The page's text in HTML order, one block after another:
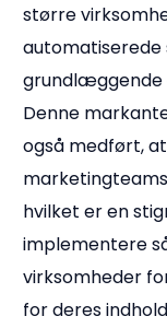
større
grundlæggende
Denne
også medført,
hvilket er en
implementere
virksomheder
for deres